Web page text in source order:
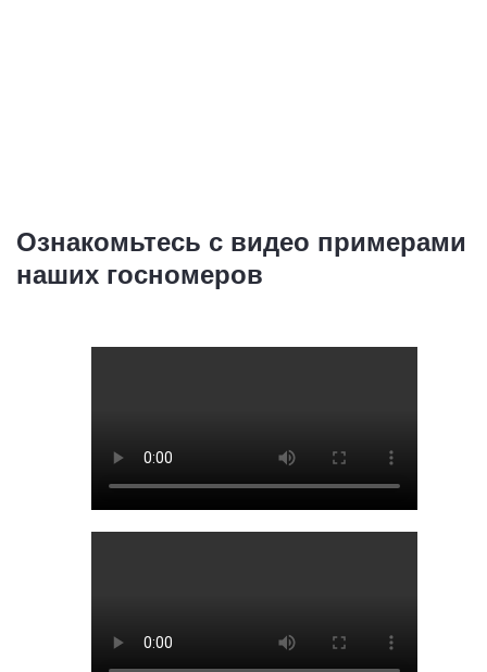
Ознакомьтесь с видео примерами
наших госномеров